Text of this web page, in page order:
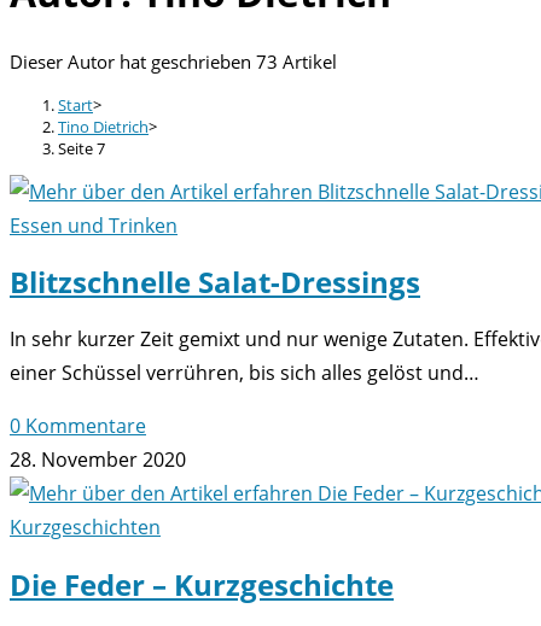
Dieser Autor hat geschrieben 73 Artikel
Start>
Tino Dietrich>
Seite 7
Essen und Trinken
Blitzschnelle Salat-Dressings
In sehr kurzer Zeit gemixt und nur wenige Zutaten.
einer Schüssel verrühren, bis sich alles gelöst und…
0 Kommentare
28. November 2020
Kurzgeschichten
Die Feder – Kurzgeschichte